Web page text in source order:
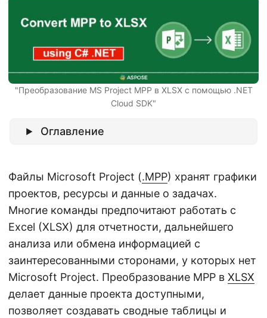
ю
"Преобразование MS Project MPP в XLSX с помощью .NET
Cloud SDK"
Оглавление
Файлы Microsoft Project (.MPP) хранят графики
проектов, ресурсы и данные о задачах.
Многие команды предпочитают работать с
Excel (XLSX) для отчетности, дальнейшего
анализа или обмена информацией с
заинтересованными сторонами, у которых нет
Microsoft Project. Преобразование MPP в XLSX
делает данные проекта доступными,
позволяет создавать сводные таблицы и